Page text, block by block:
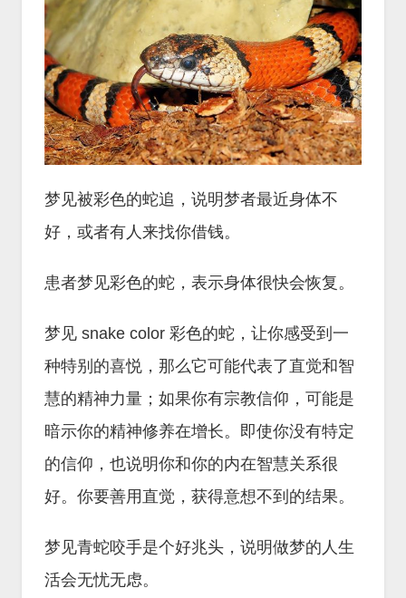
梦见被彩色的蛇追，说明梦者最近身体不
好，或者有人来找你借钱。
患者梦见彩色的蛇，表示身体很快会恢复。
梦见 snake color 彩色的蛇，让你感受到一
种特别的喜悦，那么它可能代表了直觉和智
慧的精神力量；如果你有宗教信仰，可能是
暗示你的精神修养在增长。即使你没有特定
的信仰，也说明你和你的内在智慧关系很
好。你要善用直觉，获得意想不到的结果。
梦见青蛇咬手是个好兆头，说明做梦的人生
活会无忧无虑。